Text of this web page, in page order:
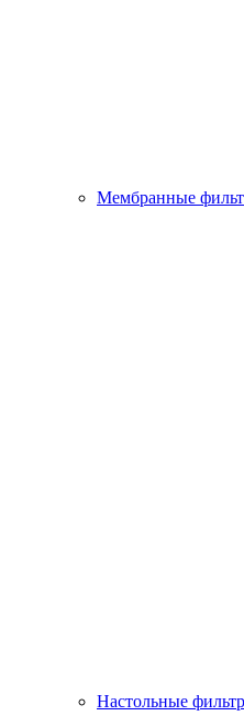
Мембранные
Настольные